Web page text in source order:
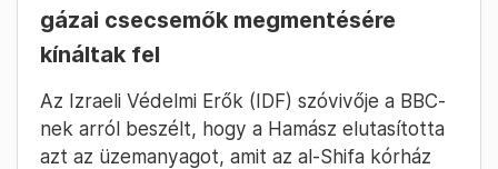
gázai csecsemők megmentésére
kínáltak fel
Az Izraeli Védelmi Erők (IDF) szóvivője a BBC-
nek arról beszélt, hogy a Hamász elutasította
azt az üzemanyagot, amit az al-Shifa kórház